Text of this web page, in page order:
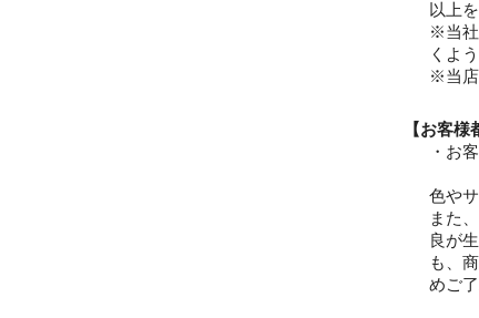
以上
※当社
くよ
※当店
【お客様
・お
色や
また
良が
も、
めご